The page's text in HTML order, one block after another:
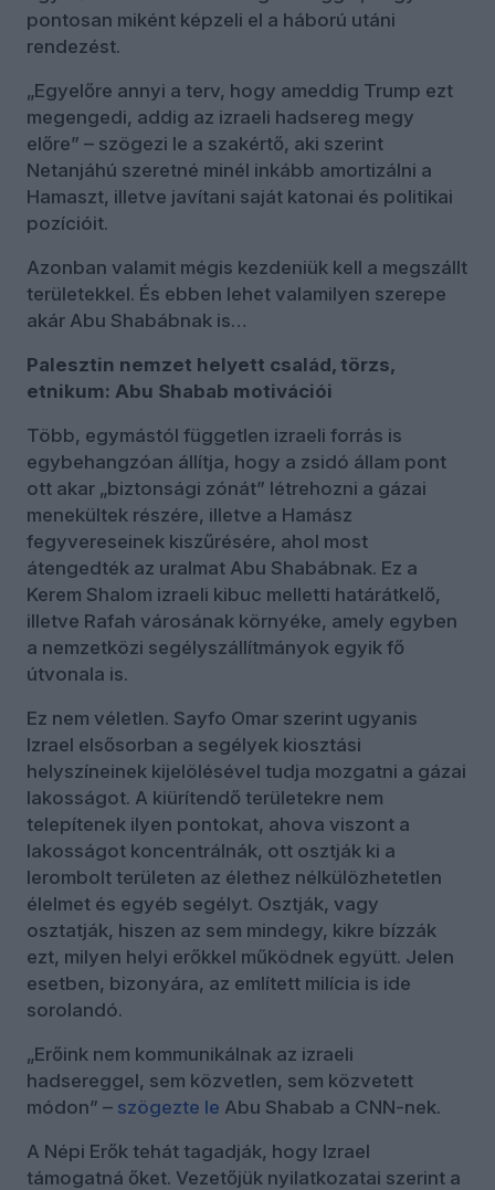
pontosan miként képzeli el a háború utáni
rendezést.
„Egyelőre annyi a terv, hogy ameddig Trump ezt
megengedi, addig az izraeli hadsereg megy
előre” – szögezi le a szakértő, aki szerint
Netanjáhú szeretné minél inkább amortizálni a
Hamaszt, illetve javítani saját katonai és politikai
pozícióit.
Azonban valamit mégis kezdeniük kell a megszállt
területekkel. És ebben lehet valamilyen szerepe
akár Abu Shabábnak is…
Palesztin nemzet helyett család, törzs,
etnikum: Abu Shabab motivációi
Több, egymástól független izraeli forrás is
egybehangzóan állítja, hogy a zsidó állam pont
ott akar „biztonsági zónát” létrehozni a gázai
menekültek részére, illetve a Hamász
fegyvereseinek kiszűrésére, ahol most
átengedték az uralmat Abu Shabábnak. Ez a
Kerem Shalom izraeli kibuc melletti határátkelő,
illetve Rafah városának környéke, amely egyben
a nemzetközi segélyszállítmányok egyik fő
útvonala is.
Ez nem véletlen. Sayfo Omar szerint ugyanis
Izrael elsősorban a segélyek kiosztási
helyszíneinek kijelölésével tudja mozgatni a gázai
lakosságot. A kiürítendő területekre nem
telepítenek ilyen pontokat, ahova viszont a
lakosságot koncentrálnák, ott osztják ki a
lerombolt területen az élethez nélkülözhetetlen
élelmet és egyéb segélyt. Osztják, vagy
osztatják, hiszen az sem mindegy, kikre bízzák
ezt, milyen helyi erőkkel működnek együtt. Jelen
esetben, bizonyára, az említett milícia is ide
sorolandó.
„Erőink nem kommunikálnak az izraeli
hadsereggel, sem közvetlen, sem közvetett
módon” – szögezte le Abu Shabab a CNN-nek.
A Népi Erők tehát tagadják, hogy Izrael
támogatná őket. Vezetőjük nyilatkozatai szerint a